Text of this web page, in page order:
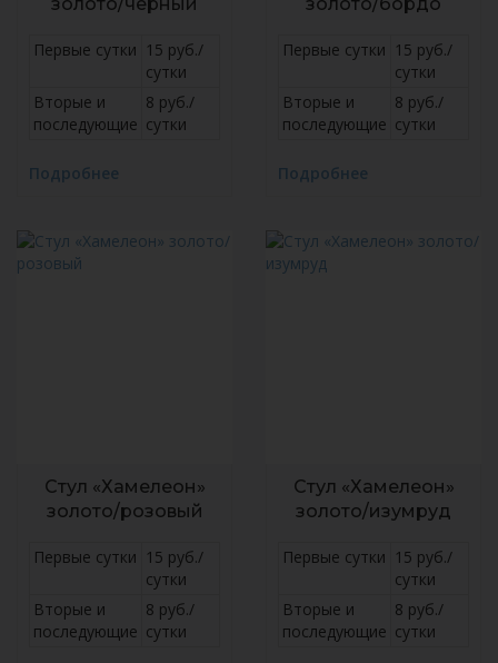
Первые сутки 15 руб./
сутки
Вторые и
последующие
8 руб./
сутки
Подробнее
Первые сутки 15 руб./
сутки
Вторые и
последующие
8 руб./
сутки
Подробнее
Стул «Хамелеон»
золото/розовый
Первые сутки 15 руб./
сутки
Вторые и
последующие
8 руб./
сутки
Стул «Хамелеон»
золото/изумруд
Первые сутки 15 руб./
сутки
Вторые и
последующие
8 руб./
сутки